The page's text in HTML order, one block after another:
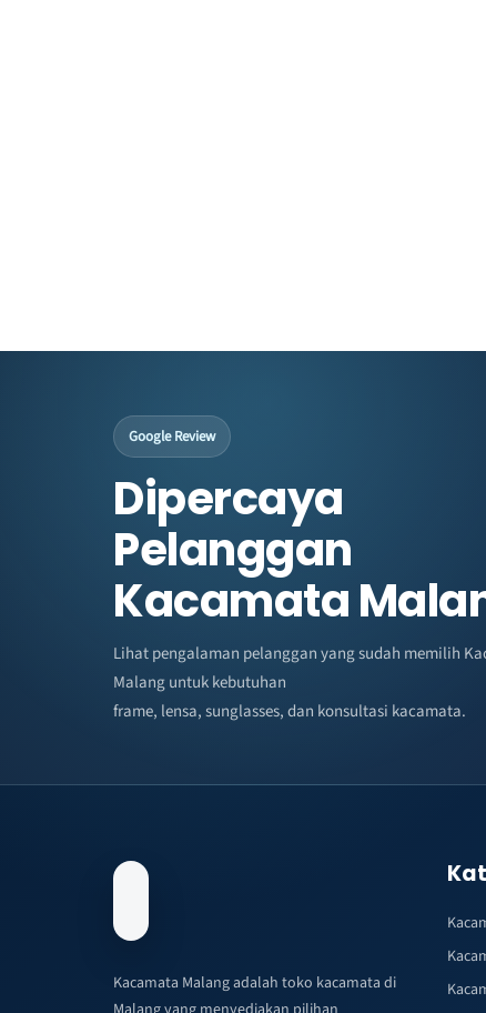
Google Review
Dipercaya
Pelanggan
Kacamata
Lihat pengalaman pelanggan yang sudah memilih
Malang untuk kebutuhan
frame, lensa, sunglasses, dan konsultasi kacamata.
Kacamata Malang adalah toko kacamata di